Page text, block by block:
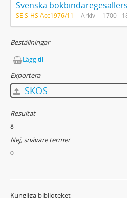
SE S-HS Acc1976/11 Arkiv 1700 -
Beställningar
Lägg till
Exportera
SKOS
Resultat
8
Nej, snävare termer
0
Kungliga biblioteket